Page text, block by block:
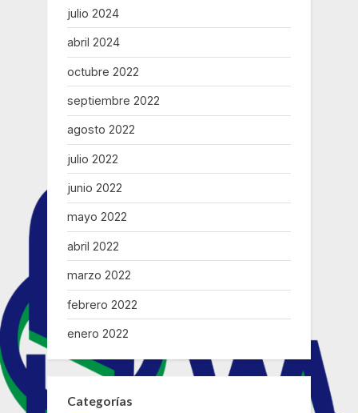
el
COVID-
19”
julio 2024
abril 2024
octubre 2022
septiembre 2022
agosto 2022
julio 2022
junio 2022
mayo 2022
abril 2022
marzo 2022
febrero 2022
enero 2022
Categorías